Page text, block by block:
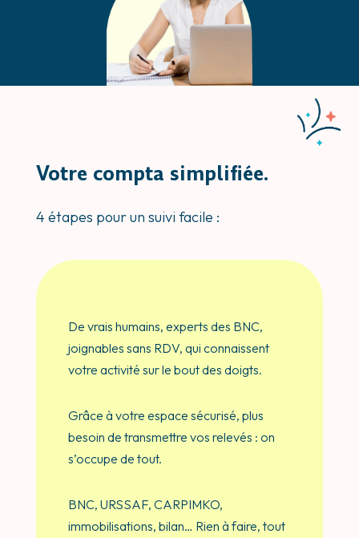
Votre compta simplifiée.
4 étapes pour un suivi facile :
De vrais humains, experts des BNC,
joignables sans RDV, qui connaissent
votre activité sur le bout des doigts.
Grâce à votre espace sécurisé, plus
besoin de transmettre vos relevés : on
s’occupe de tout.
BNC, URSSAF, CARPIMKO,
immobilisations, bilan… Rien à faire, tout